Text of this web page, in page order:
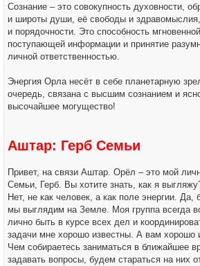
Сознание – это совокупность духовности,
и широты души, её свободы и
и порядочности. Это способность
поступающей информации и принятие
личной ответственностью.
Энергия Орла несёт в себе планетарную
очередь, связана с высшим сознанием и
высочайшее могущество!
Аштар: Герб Семьи
Привет, на связи Аштар. Орёл – это мой
Семьи, Герб. Вы хотите знать, как я
Нет, не как человек, а как поле энергии.
мы выглядим на Земле. Моя группа всегда
лично быть в курсе всех дел и
задачи мне хорошо известны. А вам хорошо
Чем собираетесь заниматься в ближайшее
задавать вопросы, будем стараться на них